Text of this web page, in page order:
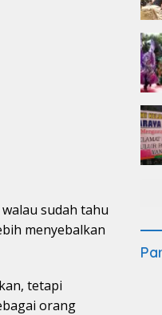
sudah tahu
menyebalkan
tetapi
orang